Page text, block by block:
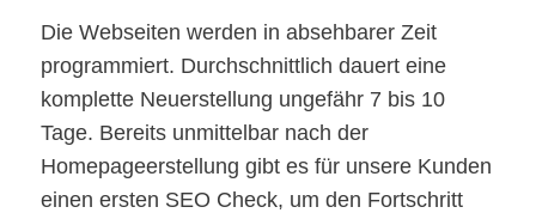
Die Webseiten werden in absehbarer Zeit
programmiert. Durchschnittlich dauert eine
komplette Neuerstellung ungefähr 7 bis 10
Tage. Bereits unmittelbar nach der
Homepageerstellung gibt es für unsere Kunden
einen ersten SEO Check, um den Fortschritt